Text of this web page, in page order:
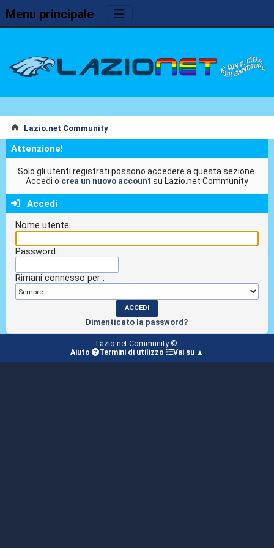
Menu principale
Lazio.net Community
Attenzione!
Solo gli utenti registrati possono accedere a questa sezione.
Accedi o crea un nuovo account su Lazio.net Community
Accedi
Nome utente:
Password:
Rimani connesso per :
Dimenticato la password?
Lazio.net Community ©
Aiuto
Termini di utilizzo Vai su ▲